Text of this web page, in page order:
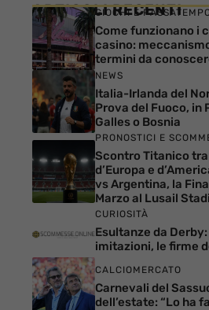
ARTICOLI RECENTI
GIOCHI E
Come funzionano i
casino:
termini da
NEWS
Italia-Irlanda del
Prova del Fuoco, in
Galles o Bosnia
PRONOSTICI E
Scontro Titanico
d’Europa e
vs Argentina, la
Marzo al Lusail
CURIOSITÀ
Esultanze da
imitazioni, le firme
CALCIOMERCATO
Carnevali del
dell’estate: “Lo ha